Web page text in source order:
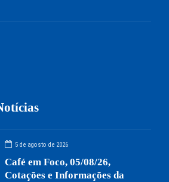
5 de agosto de 2026
Café em Foco, 05/08/26,
Cotações e Informações da